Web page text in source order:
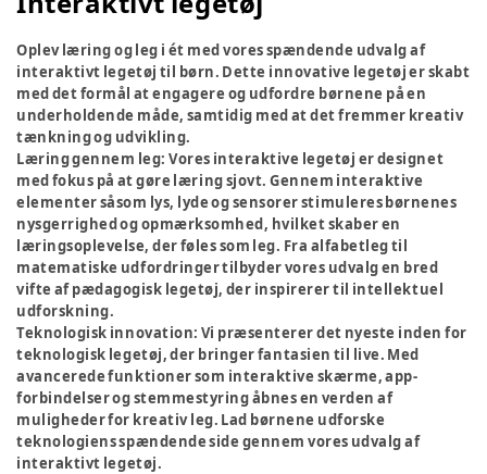
Oplev læring og leg i ét med vores spændende udvalg af
interaktivt legetøj til børn. Dette innovative legetøj er skabt
med det formål at engagere og udfordre børnene på en
underholdende måde, samtidig med at det fremmer kreativ
tænkning og udvikling.
Læring gennem leg: Vores interaktive legetøj er designet
med fokus på at gøre læring sjovt. Gennem interaktive
elementer såsom lys, lyde og sensorer stimuleres børnenes
nysgerrighed og opmærksomhed, hvilket skaber en
læringsoplevelse, der føles som leg. Fra alfabetleg til
matematiske udfordringer tilbyder vores udvalg en bred
vifte af pædagogisk legetøj, der inspirerer til intellektuel
udforskning.
Teknologisk innovation: Vi præsenterer det nyeste inden for
teknologisk legetøj, der bringer fantasien til live. Med
avancerede funktioner som interaktive skærme, app-
forbindelser og stemmestyring åbnes en verden af
muligheder for kreativ leg. Lad børnene udforske
teknologiens spændende side gennem vores udvalg af
interaktivt legetøj.